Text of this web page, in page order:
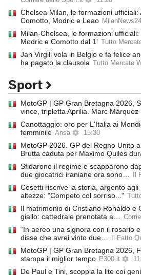
Chelsea Milan, le formazioni ufficiali:
Comotto, Modric e Leao
Milan-Chelsea, le formazioni
Modric e Comotto dal 1'
Tutto
Jan Virgili vola in Belgio e fa felice
ha pagato la clausola
Tutto Mercato
Sport
MotoGP | GP Gran Bretagna 2026,
vince, tripletta Aprilia. Marc Márquez
Canottaggio: oro per L'Italia ai
femminile Ansa 15:30
MotoGP 2026. GP del Regno Unito
Brutta caduta per Maximo Quiles
Sfidarono il regime e scapparono
due giocatrici iraniane ora sono…
Il
Cosetti riscrive la storia, argento
altezze: "Competo col sorriso..."
Il matrimonio di Cristiano Ronaldo e
giallo: cattedrale prenotata a…
“In aereo una signora con il rosario
disse che avrei vinto due…
Il Fatto
MotoGP | GP Gran Bretagna 2026,
stampa il miglior tempo P300.it
De Paul e Tini, scoppia la lite coi